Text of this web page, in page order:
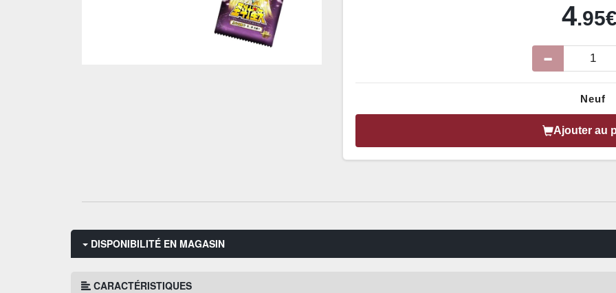
4.95€
Neuf
Ajouter au
DISPONIBILITÉ EN MAGASIN
CARACTÉRISTIQUES